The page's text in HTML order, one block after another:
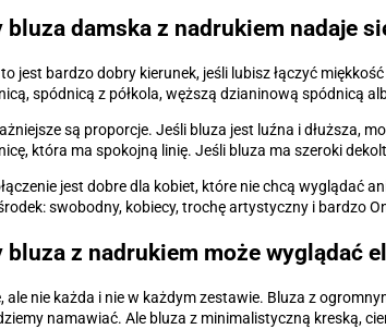
bluza damska z nadrukiem nadaje
to jest bardzo dobry kierunek, jeśli lubisz łączyć
spódnicą z półkola, węższą dzianinową spódnicą
są proporcje. Jeśli bluza jest luźna i dłuższa,
która ma spokojną linię. Jeśli bluza ma szeroki
jest dobre dla kobiet, które nie chcą wyglądać
swobodny, kobiecy, trochę artystyczny i bardzo
bluza z nadrukiem może wyglądać
ale nie każda i nie w każdym zestawie. Bluza z
namawiać. Ale bluza z minimalistyczną kreską,